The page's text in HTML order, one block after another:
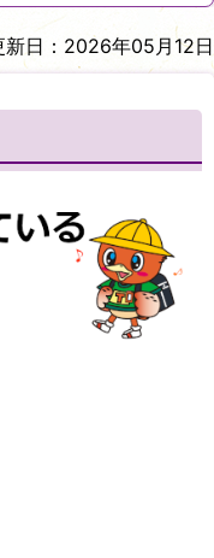
新日：2026年05月12日